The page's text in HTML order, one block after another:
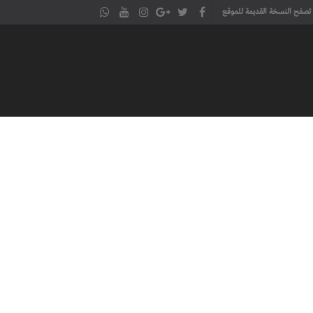
تصفح النسخة القديمة للموقع